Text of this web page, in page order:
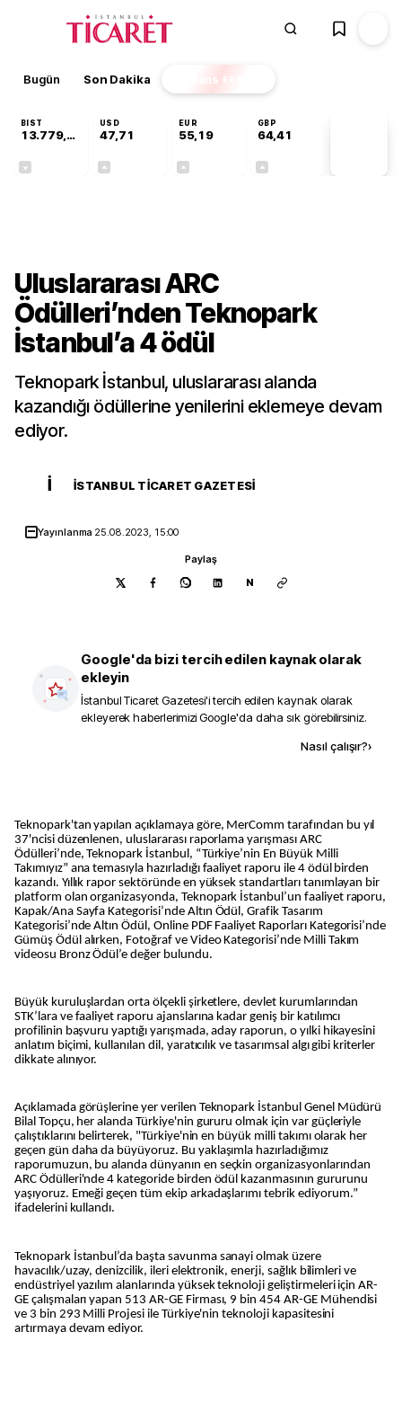
Bugün Son Dakika Finans EKSTRA
BIST
13.779,39
USD
47,71
EUR
55,19
GBP
64,41
Uluslararası ARC
Ödülleri’nden Teknopark
İstanbul’a 4 ödül
Teknopark İstanbul, uluslararası alanda
kazandığı ödüllerine yenilerini eklemeye devam
ediyor.
İ İSTANBUL TICARET GAZETESI
Yayınlanma 25.08.2023, 15:00
Paylaş
N
Google'da bizi tercih edilen kaynak olarak
ekleyin
İstanbul Ticaret Gazetesi'i tercih edilen kaynak olarak
ekleyerek haberlerimizi Google'da daha sık görebilirsiniz.
Nasıl çalışır?›
Teknopark'tan yapılan açıklamaya göre, MerComm tarafından bu yıl
37'ncisi düzenlenen, uluslararası raporlama yarışması ARC
Ödülleri’nde, Teknopark İstanbul, “Türkiye’nin En Büyük Milli
Takımıyız” ana temasıyla hazırladığı faaliyet raporu ile 4 ödül birden
kazandı. Yıllık rapor sektöründe en yüksek standartları tanımlayan bir
platform olan organizasyonda, Teknopark İstanbul’un faaliyet raporu,
Kapak/Ana Sayfa Kategorisi’nde Altın Ödül, Grafik Tasarım
Kategorisi’nde Altın Ödül, Online PDF Faaliyet Raporları Kategorisi’nde
Gümüş Ödül alırken, Fotoğraf ve Video Kategorisi’nde Milli Takım
videosu Bronz Ödül’e değer bulundu.
Büyük kuruluşlardan orta ölçekli şirketlere, devlet kurumlarından
STK’lara ve faaliyet raporu ajanslarına kadar geniş bir katılımcı
profilinin başvuru yaptığı yarışmada, aday raporun, o yılki hikayesini
anlatım biçimi, kullanılan dil, yaratıcılık ve tasarımsal algı gibi kriterler
dikkate alınıyor.
Açıklamada görüşlerine yer verilen Teknopark İstanbul Genel Müdürü
Bilal Topçu, her alanda Türkiye'nin gururu olmak için var güçleriyle
çalıştıklarını belirterek, "Türkiye'nin en büyük milli takımı olarak her
geçen gün daha da büyüyoruz. Bu yaklaşımla hazırladığımız
raporumuzun, bu alanda dünyanın en seçkin organizasyonlarından
ARC Ödülleri'nde 4 kategoride birden ödül kazanmasının gururunu
yaşıyoruz. Emeği geçen tüm ekip arkadaşlarımı tebrik ediyorum.”
ifadelerini kullandı.
Teknopark İstanbul’da başta savunma sanayi olmak üzere
havacılık/uzay, denizcilik, ileri elektronik, enerji, sağlık bilimleri ve
endüstriyel yazılım alanlarında yüksek teknoloji geliştirmeleri için AR-
GE çalışmaları yapan 513 AR-GE Firması, 9 bin 454 AR-GE Mühendisi
ve 3 bin 293 Milli Projesi ile Türkiye'nin teknoloji kapasitesini
artırmaya devam ediyor.